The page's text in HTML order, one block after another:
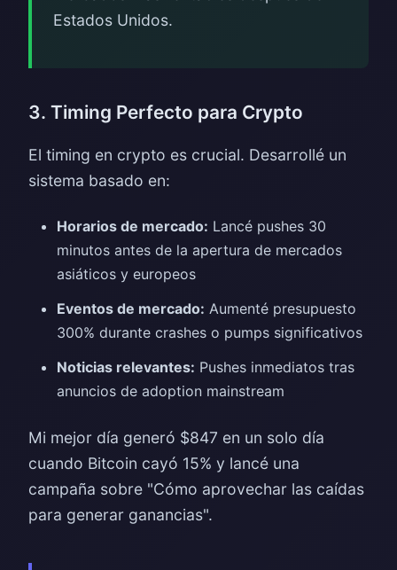
Estados Unidos.
3. Timing Perfecto para Crypto
El timing en crypto es crucial. Desarrollé un
sistema basado en:
Horarios de mercado: Lancé pushes 30
minutos antes de la apertura de mercados
asiáticos y europeos
Eventos de mercado: Aumenté presupuesto
300% durante crashes o pumps significativos
Noticias relevantes: Pushes inmediatos tras
anuncios de adoption mainstream
Mi mejor día generó $847 en un solo día
cuando Bitcoin cayó 15% y lancé una
campaña sobre "Cómo aprovechar las caídas
para generar ganancias".